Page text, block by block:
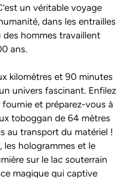
un véritable voyage
dans les entrailles
hommes travaillent
ans.
kilomètres et 90 minutes
univers fascinant. Enfilez
et préparez-vous à
toboggan de 64 mètres
au transport du matériel !
les hologrammes et le
sur le lac souterrain
magique qui captive